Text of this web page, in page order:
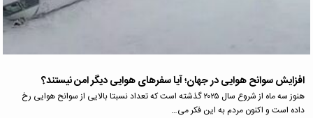
افزایش سوانح هوایی در جهان؛ آیا سفرهای هوایی دیگر امن نیستند؟
هنوز سه ماه از شروع سال ۲۰۲۵ گذشته است که تعداد نسبتا بالایی از سوانح هوایی رخ
داده است و اکنون مردم به این فکر می…